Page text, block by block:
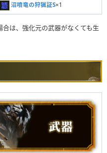
沼噴竜の狩猟証S×1
合は、強化元の武器がなくても生